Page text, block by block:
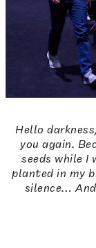
Hello
you again.
seeds while I
planted in my
silence…